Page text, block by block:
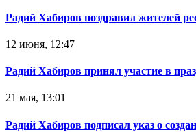
Радий Хабиров поздравил жителей
12 июня, 12:47
Радий Хабиров принял участие в
21 мая, 13:01
Радий Хабиров подписал указ о